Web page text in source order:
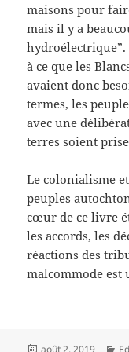
maisons pour
mais il y a
hydroélectrique”.
à ce que les
avaient donc
termes, les
avec une
terres soient
Le colonialisme
peuples
cœur de ce livre
les accords, les
réactions des
malcommode
Publié
août 2, 2019